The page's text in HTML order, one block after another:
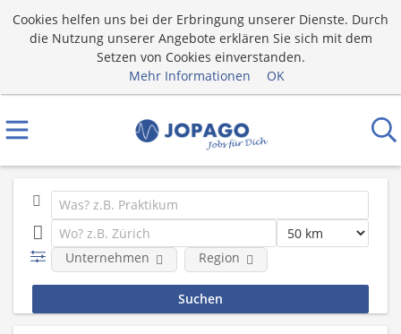
Cookies helfen uns bei der Erbringung unserer Dienste. Durch
die Nutzung unserer Angebote erklären Sie sich mit dem
Setzen von Cookies einverstanden.
Mehr Informationen
OK
Unternehmen Region